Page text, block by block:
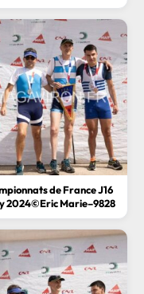
de France J16
2024©Eric Marie–9828